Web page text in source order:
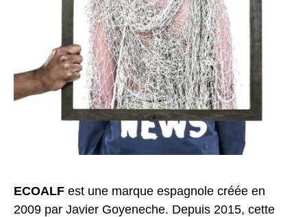
ECOALF est une marque espagnole créée en
2009 par Javier Goyeneche. Depuis 2015, cette